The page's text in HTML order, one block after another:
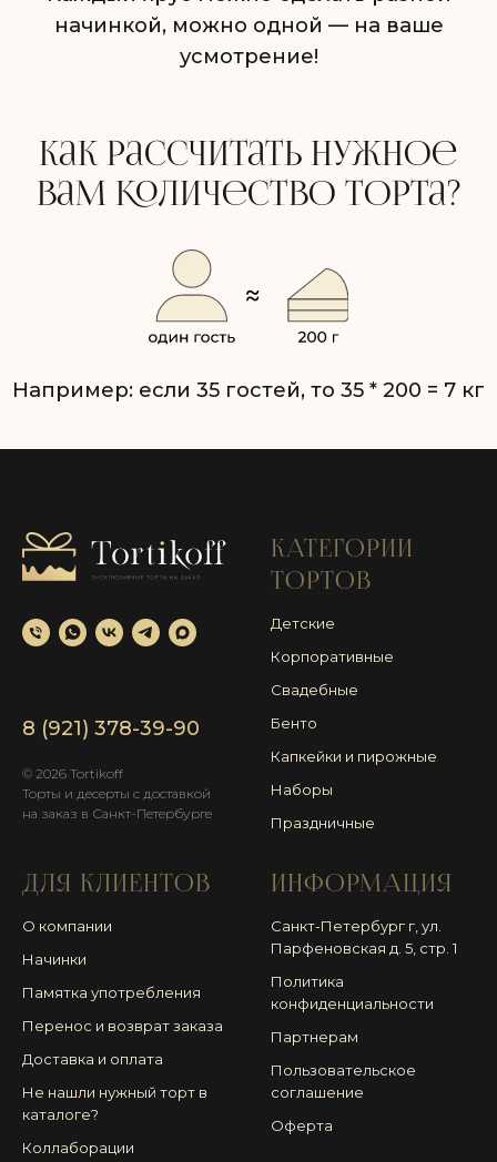
8 (921) 378-39-90
© 2026 Tortikoff
Торты и десерты с доставкой
на заказ в Санкт-Петербурге
КАТЕГОРИИ
ТОРТОВ
Детские
Корпоративные
Свадебные
Бенто
Капкейки и пирожные
Наборы
Праздничные
ДЛЯ КЛИЕНТОВ
О компании
Начинки
Памятка употребления
Перенос и возврат заказа
Доставка и оплата
Не нашли нужный торт в
каталоге?
Коллаборации
ИНФОРМАЦИЯ
Санкт-Петербург г, ул.
Парфеновская д. 5, стр. 1
Политика
конфиденциальности
Партнерам
Пользовательское
соглашение
Оферта